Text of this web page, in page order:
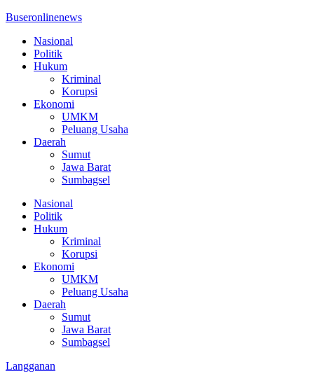
Buseronlinenews
Nasional
Politik
Hukum
Kriminal
Korupsi
Ekonomi
UMKM
Peluang Usaha
Daerah
Sumut
Jawa Barat
Sumbagsel
Nasional
Politik
Hukum
Kriminal
Korupsi
Ekonomi
UMKM
Peluang Usaha
Daerah
Sumut
Jawa Barat
Sumbagsel
Langganan